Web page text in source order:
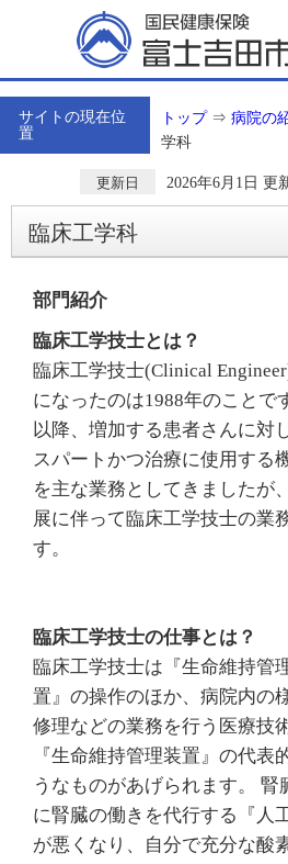
サイトの現在位
置
トップ⇒ 病院の
学科
更新日 2026年6月1日 更
臨床工学科
部門紹介
臨床工学技士とは？
臨床工学技士(Clinical
になったのは1988年のことで
以降、増加する患者さんに対
スパートかつ治療に使用する
を主な業務としてきましたが
展に伴って臨床工学技士の業
す。
臨床工学技士の仕事とは？
臨床工学技士は『生命維持管
置』の操作のほか、病院内の
修理などの業務を行う医療技
『生命維持管理装置』の代表
うなものがあげられます。
に腎臓の働きを代行する『人
が悪くなり、自分で充分な酸